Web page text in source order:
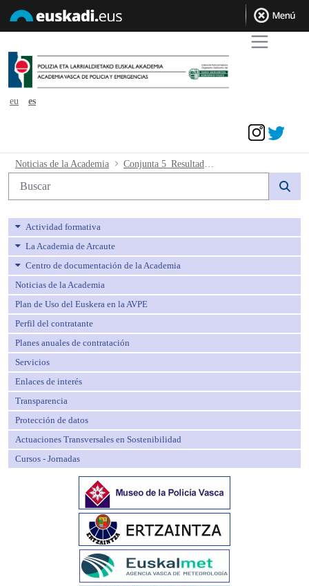
eu
es
Conjunta 5_Resultados definitivos 4ª
Noticias de la Academia
Búsqueda web
Actividad formativa
La Academia de Arcaute
Centro de documentación de la Academia
Noticias de la Academia
Plan de Uso del Euskera en la AVPE
Perfil del contratante
Planes anuales de contratación
Servicios
Enlaces de interés
Transparencia
Protección de datos
Actuaciones Transversales en Sostenibilidad
Cursos - Jornadas